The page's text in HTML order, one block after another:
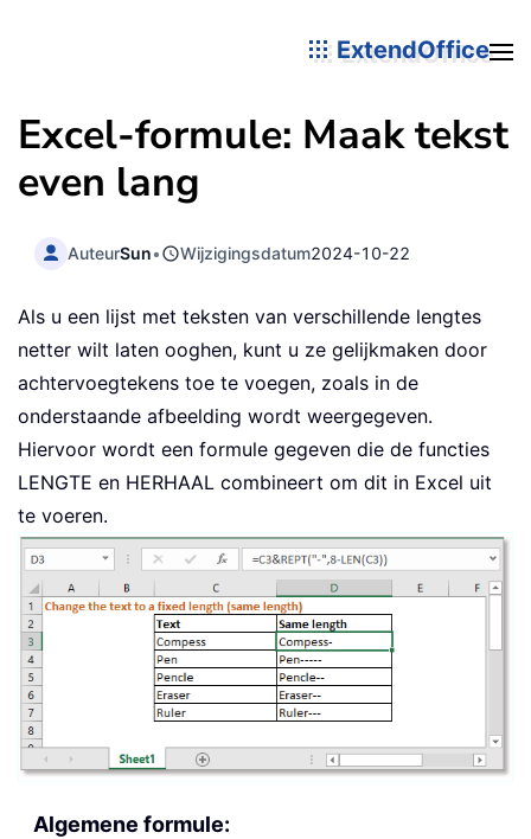
ExtendOffice
Excel-formule: Maak tekst
even lang
AuteurSun• Wijzigingsdatum2024-10-22
Als u een lijst met teksten van verschillende lengtes
netter wilt laten ooghen, kunt u ze gelijkmaken door
achtervoegtekens toe te voegen, zoals in de
onderstaande afbeelding wordt weergegeven.
Hiervoor wordt een formule gegeven die de functies
LENGTE en HERHAAL combineert om dit in Excel uit
te voeren.
Algemene formule: